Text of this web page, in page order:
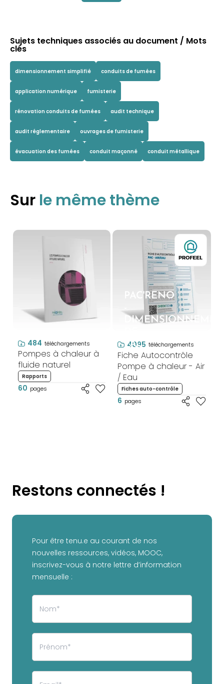
Sujets techniques associés au document / Mots
clés
dimensionnement simplifié conduits de fumées
application numérique fumisterie
rénovation conduits de fumées audit technique
audit réglementaire ouvrages de fumisterie
évacuation des fumées conduit maçonné conduit métallique
Sur le même thème
484 téléchargements
Pompes à chaleur à
fluide naturel
Rapports
60 pages
PAC'RENO
-
PAC
4095 téléchargements
Fiche Autocontrôle
Pompe à chaleur - Air
/ Eau
Fiches auto-contrôle
6 pages
Restons connectés !
Pour être tenu.e au courant de nos
nouvelles ressources, vidéos, MOOC,
inscrivez-vous à notre lettre d’information
mensuelle :